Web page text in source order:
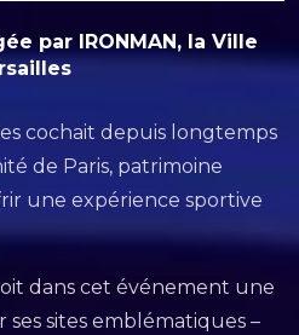
par IRONMAN, la Ville
cochait depuis longtemps
de Paris, patrimoine
une expérience sportive
dans cet événement une
sites emblématiques –